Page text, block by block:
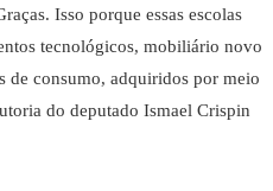
Isso porque essas escolas
tecnológicos, mobiliário novo
de consumo, adquiridos por meio
do deputado Ismael Crispin